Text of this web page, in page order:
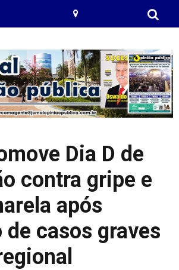
Dia D de
contra gripe e
após
de casos graves